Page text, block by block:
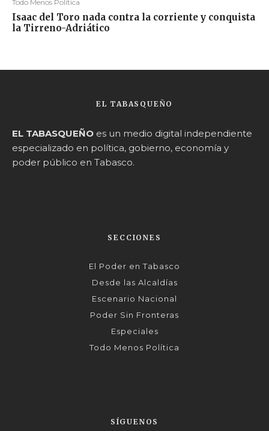
Todo Menos Política
Isaac del Toro nada contra la corriente y conquista
la Tirreno-Adriático
EL TABASQUEÑO
EL TABASQUEÑO es un medio digital independiente
especializado en política, gobierno, economía y
poder público en Tabasco.
SECCIONES
El Poder en Tabasco
Desde las Alcaldías
Escenario Nacional
Poder Sin Fronteras
Especiales
Todo Menos Política
SÍGUENOS